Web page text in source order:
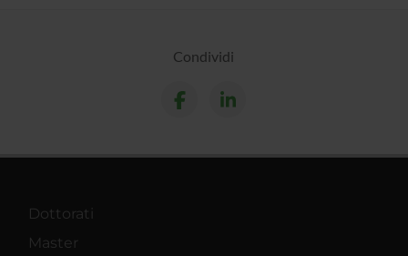
Condividi
Dottorati
Master